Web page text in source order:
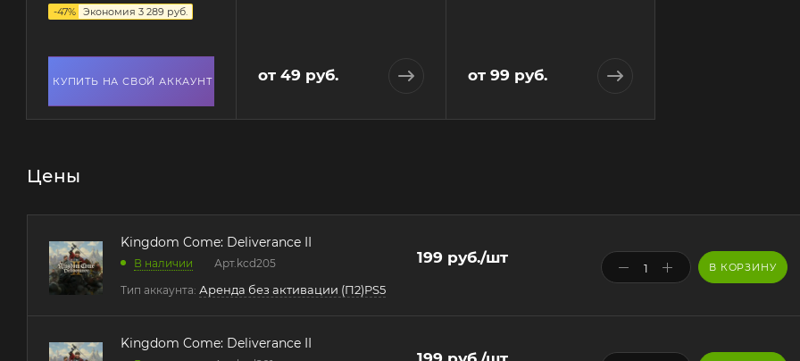
-47% Экономия 3 289 руб.
КУПИТЬ НА СВОЙ АККАУНТ от 49 руб. от 99 руб.
Цены
Kingdom Come: Deliverance II
В наличии Арт. kcd205
Тип аккаунта: Аренда без активации (П2)PS5
199 руб./шт
В КОРЗИНУ
Kingdom Come: Deliverance II